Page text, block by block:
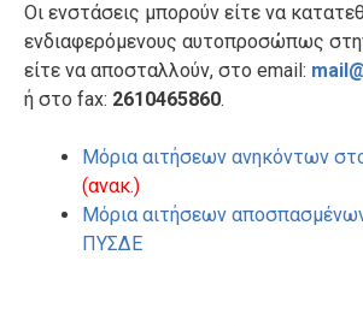
Οι ενστάσεις μπορούν είτε να
ενδιαφερόμενους αυτοπροσώπως
είτε να αποσταλλούν, στο email:
ή στο fax: 2610465860.
Μόρια αιτήσεων ανηκόντων
(ανακ.)
Μόρια αιτήσεων
ΠΥΣΔΕ